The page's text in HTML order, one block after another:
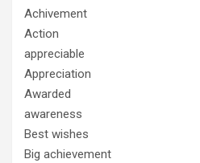
Achivement
Action
appreciable
Appreciation
Awarded
awareness
Best wishes
Big achievement